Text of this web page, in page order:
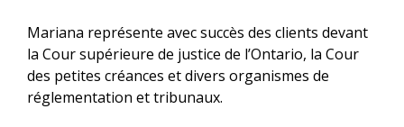
Mariana représente avec succès des clients devant
la Cour supérieure de justice de l’Ontario, la Cour
des petites créances et divers organismes de
réglementation et tribunaux.